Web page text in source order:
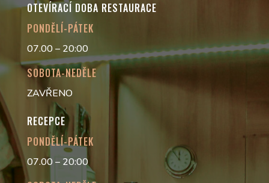
OTEVÍRACÍ DOBA RESTAURACE
PONDĚLÍ-PÁTEK
07.00 – 20:00
SOBOTA-NEDĚLE
ZAVŘENO
RECEPCE
PONDĚLÍ-PÁTEK
07.00 – 20:00